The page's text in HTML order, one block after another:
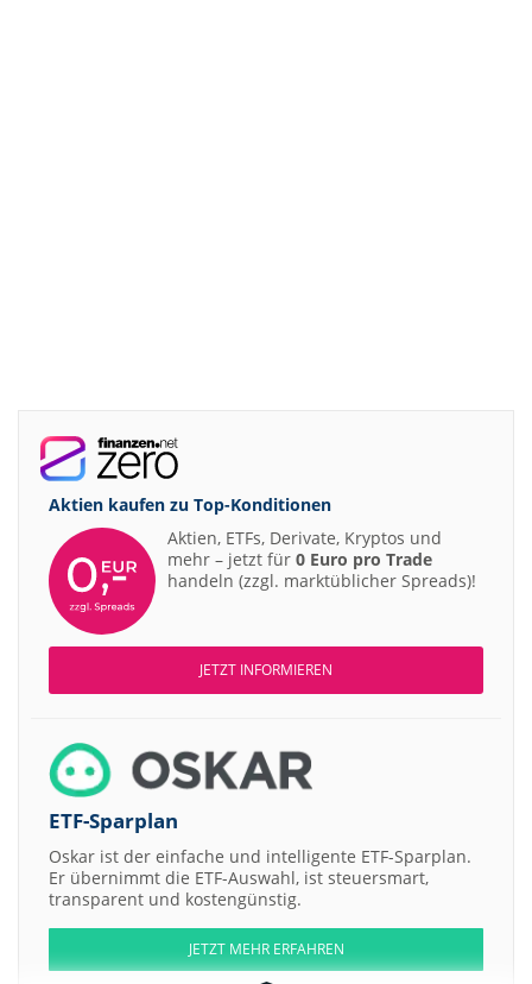
Aktien kaufen zu Top-Konditionen
Aktien, ETFs, Derivate, Kryptos und
mehr – jetzt für 0 Euro pro Trade
handeln (zzgl. marktüblicher Spreads)!
JETZT INFORMIEREN
ETF-Sparplan
Oskar ist der einfache und intelligente ETF-Sparplan.
Er übernimmt die ETF-Auswahl, ist steuersmart,
transparent und kostengünstig.
JETZT MEHR ERFAHREN